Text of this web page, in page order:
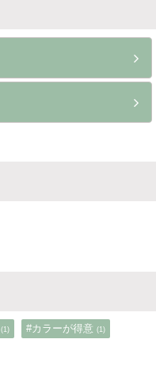
(1) #カラーが得意 (1)